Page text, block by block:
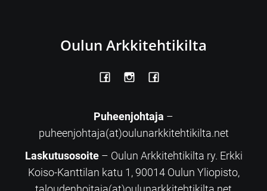
Oulun Arkkitehtikilta
Puheenjohtaja –
puheenjohtaja(at)oulunarkkitehtikilta.net
Laskutusosoite– Oulun Arkkitehtikilta ry. Erkki
Koiso-Kanttilan katu 1, 90014 Oulun Yliopisto,